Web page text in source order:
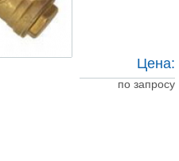
Цена:
по запросу